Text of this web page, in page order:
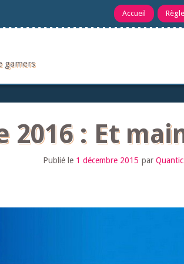
Accueil
gamers
2016 : Et
Publié le 1 décembre 2015 par Quantic